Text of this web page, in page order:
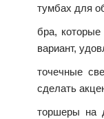
тумбах для
бра,
вариант,
точечные
сделать
торшеры на